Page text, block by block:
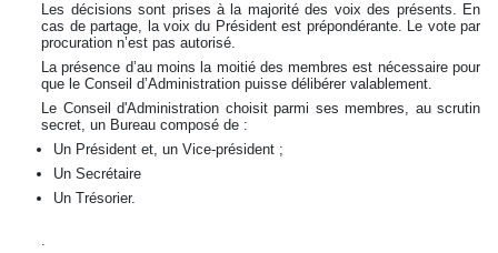
Les décisions sont prises à la majorité des voix des présents. En
cas de partage, la voix du Président est prépondérante. Le vote par
procuration n’est pas autorisé.
La présence d’au moins la moitié des membres est nécessaire pour
que le Conseil d’Administration puisse délibérer valablement.
Le Conseil d'Administration choisit parmi ses membres, au scrutin
secret, un Bureau composé de :
Un Président et, un Vice-président ;
Un Secrétaire
Un Trésorier.
.